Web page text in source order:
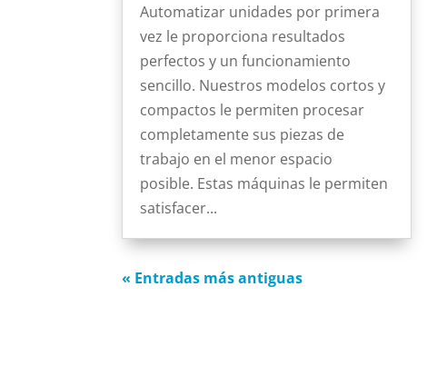
Automatizar unidades por primera
vez le proporciona resultados
perfectos y un funcionamiento
sencillo. Nuestros modelos cortos y
compactos le permiten procesar
completamente sus piezas de
trabajo en el menor espacio
posible. Estas máquinas le permiten
satisfacer...
« Entradas más antiguas